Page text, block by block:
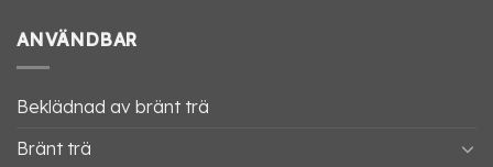
ANVÄNDBAR
Beklädnad av bränt trä
Bränt trä